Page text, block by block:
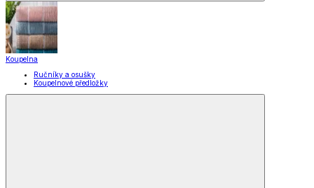
Koupelna
Ručníky a osušky
Koupelnové předložky